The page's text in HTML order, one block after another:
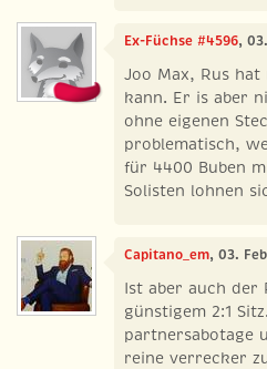
Ex-Füchse #4596,
Joo Max, Rus hat
kann. Er is aber
ohne eigenen
problematisch,
für 4400 Buben
Solisten lohnen
Capitano_em, 03.
Ist aber auch der
günstigem 2:1
partnersabotage
reine verrecker